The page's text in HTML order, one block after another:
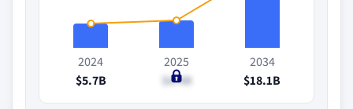
2024
$5.7B
2025
$6.4B
2034
$18.1B